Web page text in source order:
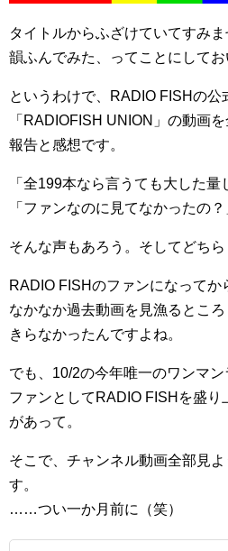
タイトルからふざけていてすみま
韻ふんでみた、ってことにして
というわけで、RADIO FISHの公
「RADIOFISH UNION」の動画
報告と感想です。
「全199本なら言うても大した量
「ファンなのに見てなかったの？
そんな声もあろう。そしてどち
RADIO FISHのファンになってか
なかなか過去動画を見漁るとこ
きらなかったんですよね。
でも、10/2の今年唯一のワンマ
ファンとしてRADIO FISHを盛
があって。
そこで、チャンネル動画全部見
す。
……つい一か月前に（笑）